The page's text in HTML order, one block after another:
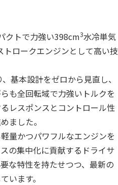
クトで力強い398cm3水冷単気
ロークエンジンとして高い技
基本設計をゼロから見直し、
も全回転域で力強いトルクを
レスポンスとコントロール性
ました。
量かつパワフルなエンジンを
の集中化に貢献するドライサ
な特性を持たせつつ、最新の
います。